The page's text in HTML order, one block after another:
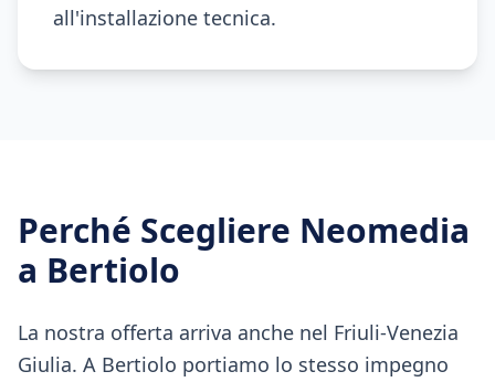
all'installazione tecnica.
Perché Scegliere Neomedia
a Bertiolo
La nostra offerta arriva anche nel Friuli-Venezia
Giulia. A Bertiolo portiamo lo stesso impegno